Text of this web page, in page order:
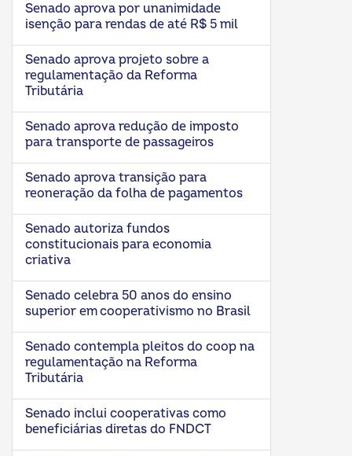
Senado aprova por unanimidade
isenção para rendas de até R$ 5 mil
Senado aprova projeto sobre a
regulamentação da Reforma
Tributária
Senado aprova redução de imposto
para transporte de passageiros
Senado aprova transição para
reoneração da folha de pagamentos
Senado autoriza fundos
constitucionais para economia
criativa
Senado celebra 50 anos do ensino
superior em cooperativismo no Brasil
Senado contempla pleitos do coop na
regulamentação na Reforma
Tributária
Senado inclui cooperativas como
beneficiárias diretas do FNDCT